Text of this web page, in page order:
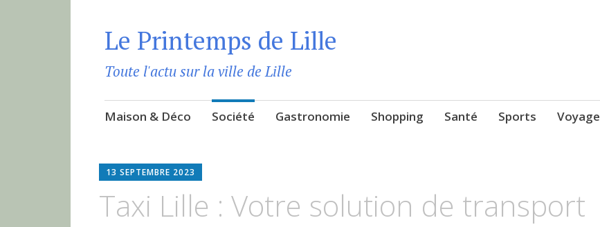
Le Printemps de Lille
Toute l'actu sur la ville de Lille
Aller
principal
Maison & Déco Société Gastronomie Shopping Santé Sports Voyage
13 SEPTEMBRE 2023
Taxi Lille : Votre solution de transport